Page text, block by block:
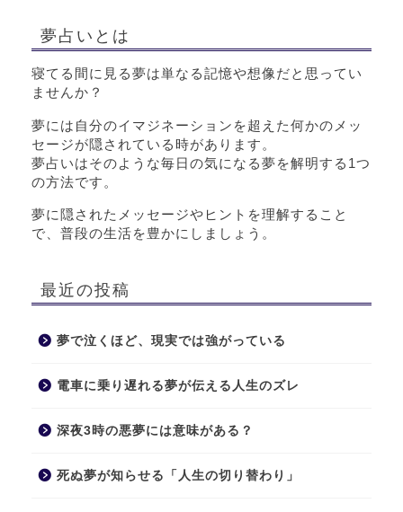
夢占いとは
寝てる間に見る夢は単なる記憶や想像だと思ってい
ませんか？
夢には自分のイマジネーションを超えた何かのメッ
セージが隠されている時があります。
夢占いはそのような毎日の気になる夢を解明する1つ
の方法です。
夢に隠されたメッセージやヒントを理解すること
で、普段の生活を豊かにしましょう。
最近の投稿
夢で泣くほど、現実では強がっている
電車に乗り遅れる夢が伝える人生のズレ
深夜3時の悪夢には意味がある？
死ぬ夢が知らせる「人生の切り替わり」